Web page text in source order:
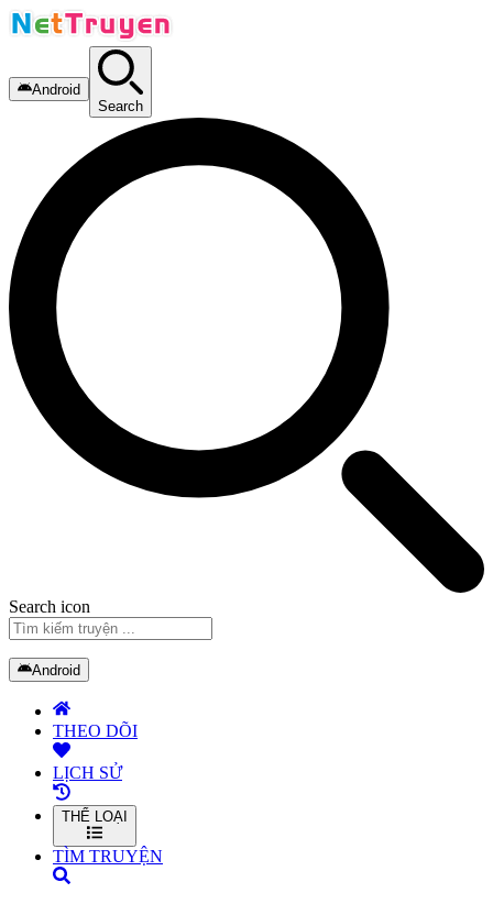
Android
Search
Search icon
Android
THEO DÕI
LỊCH SỬ
THỂ LOẠI
TÌM TRUYỆN